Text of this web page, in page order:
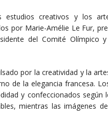
estudios creativos y los
por Marie-Amélie Le Fur,
del Comité Olímpico
por la creatividad y la
de la elegancia francesa.
y confeccionados
mientras las imágenes